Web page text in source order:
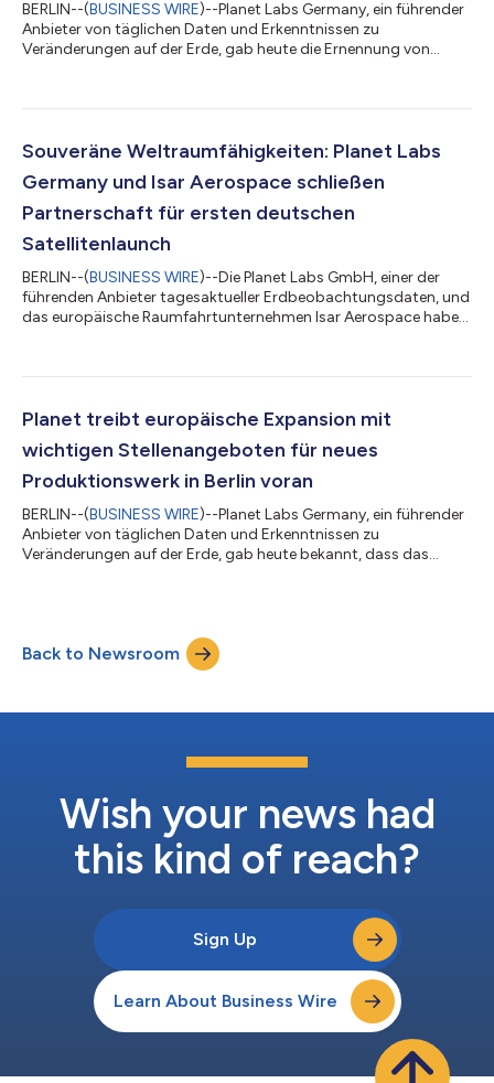
BERLIN--(BUSINESS WIRE)--Planet Labs Germany, ein führender
Anbieter von täglichen Daten und Erkenntnissen zu
Veränderungen auf der Erde, gab heute die Ernennung von
Mitglied seines europäischen Beirats bekannt. Er tritt dem Beirat
in Europa ausbaut und Pläne für eine neue
Satellitenfertigungsanlage in Berlin vorantreibt, was die wac...
Souveräne Weltraumfähigkeiten: Planet Labs
Germany und Isar Aerospace schließen
Partnerschaft für ersten deutschen
Satellitenlaunch
BERLIN--(BUSINESS WIRE)--Die Planet Labs GmbH, einer der
führenden Anbieter tagesaktueller Erdbeobachtungsdaten, und
das europäische Raumfahrtunternehmen Isar Aerospace haben
hochauflösenden Pelican-Satelliten von Planet in den Orbit
Planung. Der Satellit soll frühstens Ende 2026 mit der
Spectrum-Trägerrakete von Isar Aerospac...
Planet treibt europäische Expansion mit
wichtigen Stellenangeboten für neues
Produktionswerk in Berlin voran
BERLIN--(BUSINESS WIRE)--Planet Labs Germany, ein führender
Anbieter von täglichen Daten und Erkenntnissen zu
Veränderungen auf der Erde, gab heute bekannt, dass das
Rekrutierungsphase markiert einen wichtigen Meilenstein in der
strategischen Expansion von Planet im Bereich der
europäischen Fertigung. Planet baut und betreibt di...
Back to Newsroom
Wish your news had
this kind of reach?
Sign Up
Learn About Business Wire